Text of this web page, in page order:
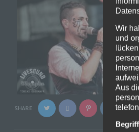
SHARE
Wir
und
Aus